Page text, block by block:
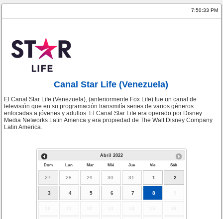
7:50:33 PM
Canal Star Life (Venezuela)
El Canal Star Life (Venezuela), (anteriormente Fox Life) fue un canal de
televisión que en su programación transmitía series de varios géneros
enfocadas a jóvenes y adultos. El Canal Star Life era operado por Disney
Media Networks Latin America y era propiedad de The Walt Disney Company
Latin America.
Abril 2022
Dom Lun Mar Mié Jue Vie Sáb
27 28 29 30 31 1 2
3 4 5 6 7 8